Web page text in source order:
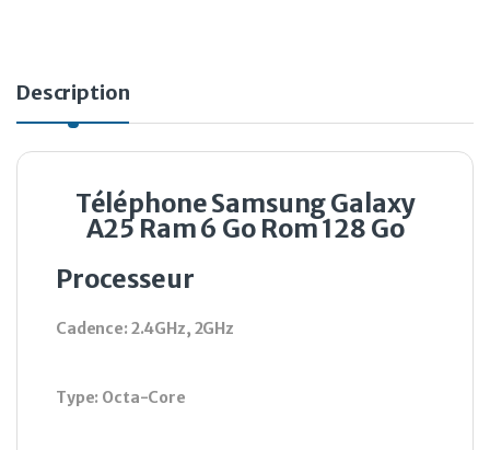
Description
Téléphone Samsung Galaxy
A25 Ram 6 Go Rom 128 Go
Processeur
Cadence: 2.4GHz, 2GHz
Type: Octa-Core